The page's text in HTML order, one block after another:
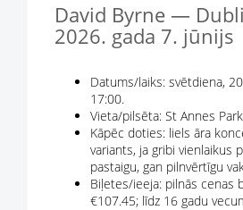
David Byrne —
2026. gada 7. jūnijs
Datums/laiks: svētdiena,
17:00.
Vieta/pilsēta: St Annes
Kāpēc doties: liels āra
variants, ja gribi vienlaikus
pastaigu, gan pilnvērtīgu
Biļetes/ieeja: pilnās cenas
€107.45; līdz 16 gadu